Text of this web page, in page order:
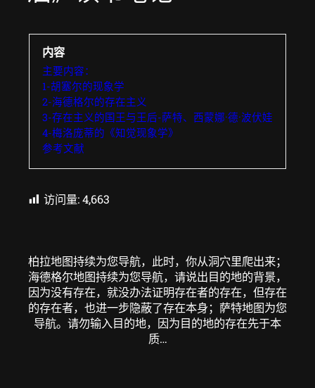
内容
主要内容：
1-胡塞尔的现象学
2-海德格尔的存在主义
3-存在主义的国王与王后-萨特、西蒙娜·德·波伏娃
4-梅洛庞蒂的《知觉现象学》
参考文献
访问量:4,663
柏拉地图持续为您导航，此时，你从洞穴里爬出来；
海德格尔地图持续为您导航，请说出目的地的背景，
因为没有存在，就没办法证明存在者的存在，但存在
的存在者，也进一步隐蔽了存在本身；萨特地图为您
导航。请勿输入目的地，因为目的地的存在先于本
质…